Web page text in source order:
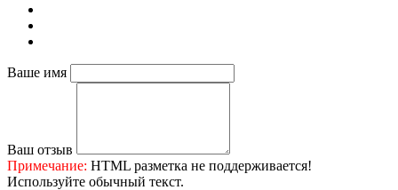
Ваше имя
Ваш отзыв
Примечание: HTML разметка не поддерживается!
Используйте обычный текст.